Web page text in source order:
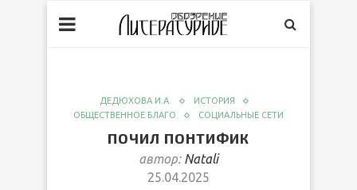
ДЕДЮХОВА И.А.
ИСТОРИЯ
ОБЩЕСТВЕННОЕ БЛАГО
СОЦИАЛЬНЫЕ СЕТИ
ПОЧИЛ ПОНТИФИК
автор: Natali
25.04.2025